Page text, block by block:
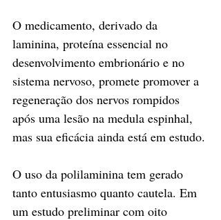
O medicamento, derivado da
laminina, proteína essencial no
desenvolvimento embrionário e no
sistema nervoso, promete promover a
regeneração dos nervos rompidos
após uma lesão na medula espinhal,
mas sua eficácia ainda está em estudo.
O uso da polilaminina tem gerado
tanto entusiasmo quanto cautela. Em
um estudo preliminar com oito